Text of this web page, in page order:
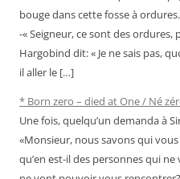
bouge dans cette fosse à ordures.
-« Seigneur, ce sont des
Hargobind dit: « Je ne sais pas,
il aller le […]
* Born zero – died at One / Né
Une fois, quelqu’un demanda à
«Monsieur, nous savons qui
qu’en est-il des personnes qui